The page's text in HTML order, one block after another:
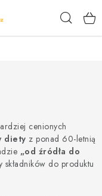
cenionych
diety z ponad 60-letnią
„od źródła do
do produktu